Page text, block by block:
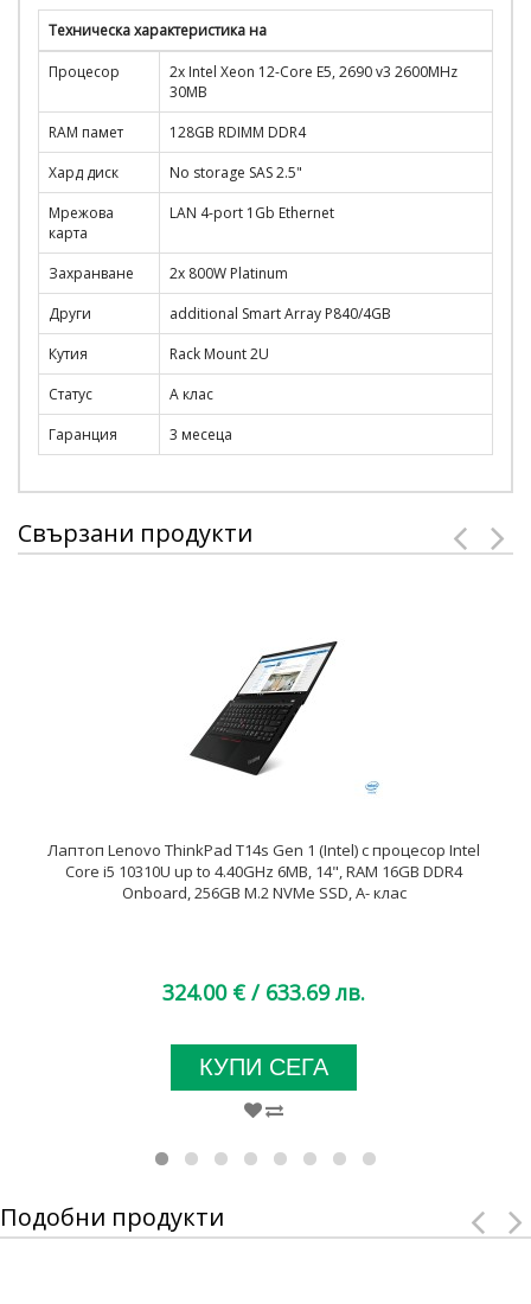
Техническа характеристика на
Процесор
2x Intel Xeon 12-Core E5, 2690 v3 2600MHz
30MB
RAM памет
128GB RDIMM DDR4
Хард диск
No storage SAS 2.5"
Мрежова
карта
LAN 4-port 1Gb Ethernet
Захранване
2x 800W Platinum
Други
additional Smart Array P840/4GB
Кутия
Rack Mount 2U
Статус
A клас
Гаранция
3 месеца
Свързани продукти
Лаптоп Lenovo ThinkPad T14s Gen 1 (Intel) с процесор Intel
Core i5 10310U up to 4.40GHz 6MB, 14", RAM 16GB DDR4
Onboard, 256GB M.2 NVMe SSD, A- клас
324.00 € / 633.69 лв.
КУПИ СЕГА
Подобни продукти